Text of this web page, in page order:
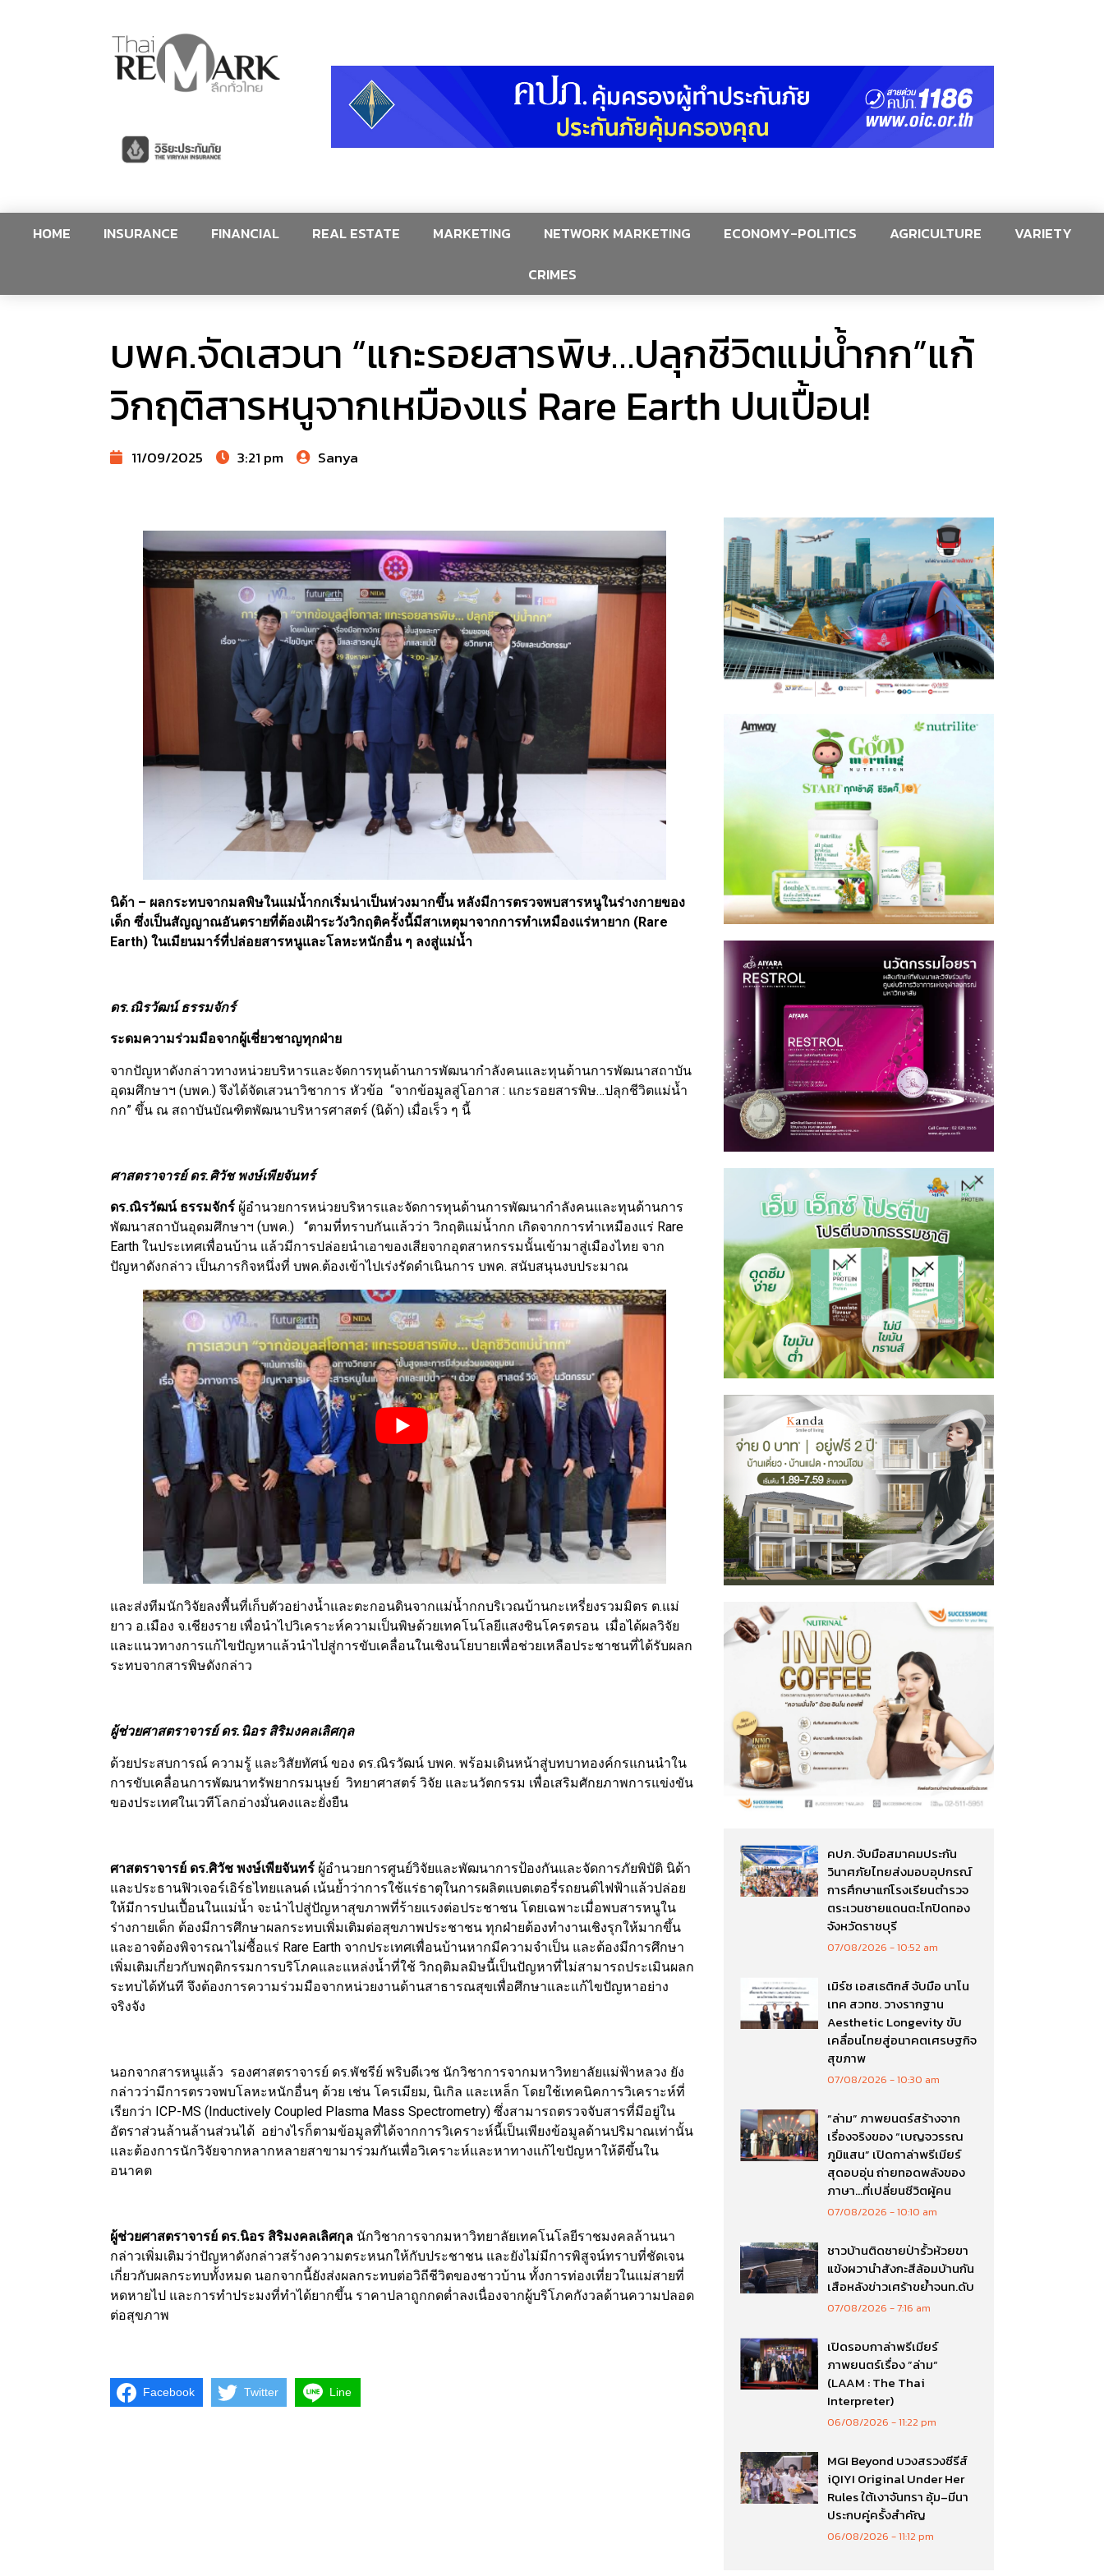
HOME INSURANCE FINANCIAL REAL ESTATE MARKETING NETWORK MARKETING ECONOMY-POLITICS AGRICULTURE
VARIETY
CRIMES
บพค.จัดเสวนา “แกะรอยสารพิษ…ปลุกชีวิตแม่น้ำกก”แก้
วิกฤติสารหนูจากเหมืองแร่ Rare Earth ปนเปื้อน!
11/09/2025 3:21 pm Sanya
นิด้า – ผลกระทบจากมลพิษในแม่น้ำกกเริ่มน่าเป็นห่วงมากขึ้น หลังมีการตรวจพบสารหนูในร่างกายของ
เด็ก ซึ่งเป็นสัญญาณอันตรายที่ต้องเฝ้าระวังวิกฤติครั้งนี้มีสาเหตุมาจากการทำเหมืองแร่หายาก (Rare
Earth) ในเมียนมาร์ที่ปล่อยสารหนูและโลหะหนักอื่น ๆ ลงสู่แม่น้ำ
ดร.ณิรวัฒน์ ธรรมจักร์
ระดมความร่วมมือจากผู้เชี่ยวชาญทุกฝ่าย
จากปัญหาดังกล่าวทางหน่วยบริหารและจัดการทุนด้านการพัฒนากำลังคนและทุนด้านการพัฒนาสถาบัน
อุดมศึกษาฯ (บพค.) จึงได้จัดเสวนาวิชาการ หัวข้อ “จากข้อมูลสู่โอกาส : แกะรอยสารพิษ…ปลุกชีวิตแม่น้ำ
กก” ขึ้น ณ สถาบันบัณฑิตพัฒนาบริหารศาสตร์ (นิด้า) เมื่อเร็ว ๆ นี้
ศาสตราจารย์ ดร.ศิวัช พงษ์เพียจันทร์
ดร.ณิรวัฒน์ ธรรมจักร์ ผู้อำนวยการหน่วยบริหารและจัดการทุนด้านการพัฒนากำลังคนและทุนด้านการ
พัฒนาสถาบันอุดมศึกษาฯ (บพค.) “ตามที่ทราบกันแล้วว่า วิกฤติแม่น้ำกก เกิดจากการทำเหมืองแร่ Rare
Earth ในประเทศเพื่อนบ้าน แล้วมีการปล่อยนำเอาของเสียจากอุตสาหกรรมนั้นเข้ามาสู่เมืองไทย จาก
ปัญหาดังกล่าว เป็นภารกิจหนึ่งที่ บพค.ต้องเข้าไปเร่งรัดดำเนินการ บพค. สนับสนุนงบประมาณ
และส่งทีมนักวิจัยลงพื้นที่เก็บตัวอย่างน้ำและตะกอนดินจากแม่น้ำกกบริเวณบ้านกะเหรี่ยงรวมมิตร ต.แม่
ยาว อ.เมือง จ.เชียงราย เพื่อนำไปวิเคราะห์ความเป็นพิษด้วยเทคโนโลยีแสงซินโครตรอน เมื่อได้ผลวิจัย
และแนวทางการแก้ไขปัญหาแล้วนำไปสู่การขับเคลื่อนในเชิงนโยบายเพื่อช่วยเหลือประชาชนที่ได้รับผลก
ระทบจากสารพิษดังกล่าว
ผู้ช่วยศาสตราจารย์ ดร.นิอร สิริมงคลเลิศกุล
ด้วยประสบการณ์ ความรู้ และวิสัยทัศน์ ของ ดร.ณิรวัฒน์ บพค. พร้อมเดินหน้าสู่บทบาทองค์กรแกนนำใน
การขับเคลื่อนการพัฒนาทรัพยากรมนุษย์ วิทยาศาสตร์ วิจัย และนวัตกรรม เพื่อเสริมศักยภาพการแข่งขัน
ของประเทศในเวทีโลกอ่างมั่นคงและยั่งยืน
ศาสตราจารย์ ดร.ศิวัช พงษ์เพียจันทร์ ผู้อำนวยการศูนย์วิจัยและพัฒนาการป้องกันและจัดการภัยพิบัติ นิด้า
และประธานฟิวเจอร์เอิร์ธไทยแลนด์ เน้นย้ำว่าการใช้แร่ธาตุในการผลิตแบตเตอรี่รถยนต์ไฟฟ้าแล้วปล่อย
ให้มีการปนเปื้อนในแม่น้ำ จะนำไปสู่ปัญหาสุขภาพที่ร้ายแรงต่อประชาชน โดยเฉพาะเมื่อพบสารหนูใน
ร่างกายเด็ก ต้องมีการศึกษาผลกระทบเพิ่มเติมต่อสุขภาพประชาชน ทุกฝ่ายต้องทำงานเชิงรุกให้มากขึ้น
และอาจต้องพิจารณาไม่ซื้อแร่ Rare Earth จากประเทศเพื่อนบ้านหากมีความจำเป็น และต้องมีการศึกษา
เพิ่มเติมเกี่ยวกับพฤติกรรมการบริโภคและแหล่งน้ำที่ใช้ วิกฤติมลมิษนี้เป็นปัญหาที่ไม่สามารถประเมินผลก
ระทบได้ทันที จึงต้องการความร่วมมือจากหน่วยงานด้านสาธารณสุขเพื่อศึกษาและแก้ไขปัญหาอย่าง
จริงจัง
นอกจากสารหนูแล้ว รองศาสตราจารย์ ดร.พัชรีย์ พริบดีเวช นักวิชาการจากมหาวิทยาลัยแม่ฟ้าหลวง ยัง
กล่าวว่ามีการตรวจพบโลหะหนักอื่นๆ ด้วย เช่น โครเมียม, นิเกิล และเหล็ก โดยใช้เทคนิคการวิเคราะห์ที่
เรียกว่า ICP-MS (Inductively Coupled Plasma Mass Spectrometry) ซึ่งสามารถตรวจจับสารที่มีอยู่ใน
อัตราส่วนล้านล้านส่วนได้ อย่างไรก็ตามข้อมูลที่ได้จากการวิเคราะห์นี้เป็นเพียงข้อมูลด้านปริมาณเท่านั้น
และต้องการนักวิจัยจากหลากหลายสาขามาร่วมกันเพื่อวิเคราะห์และหาทางแก้ไขปัญหาให้ดีขึ้นใน
อนาคต
ผู้ช่วยศาสตราจารย์ ดร.นิอร สิริมงคลเลิศกุล นักวิชาการจากมหาวิทยาลัยเทคโนโลยีราชมงคลล้านนา
กล่าวเพิ่มเติมว่าปัญหาดังกล่าวสร้างความตระหนกให้กับประชาชน และยังไม่มีการพิสูจน์ทราบที่ชัดเจน
เกี่ยวกับผลกระทบทั้งหมด นอกจากนี้ยังส่งผลกระทบต่อวิถีชีวิตของชาวบ้าน ทั้งการท่องเที่ยวในแม่สายที่
หดหายไป และการทำประมงที่ทำได้ยากขึ้น ราคาปลาถูกกดต่ำลงเนื่องจากผู้บริโภคกังวลด้านความปลอด
ต่อสุขภาพ
Facebook Twitter Line
คปภ. จับมือสมาคมประกัน
วินาศภัยไทยส่งมอบอุปกรณ์
การศึกษาแก่โรงเรียนตำรวจ
ตระเวนชายแดนตะโกปิดทอง
จังหวัดราชบุรี
07/08/2026 10:52 am
เมิร์ซ เอสเธติกส์ จับมือ นาโน
เทค สวทช. วางรากฐาน
Aesthetic Longevity ขับ
เคลื่อนไทยสู่อนาคตเศรษฐกิจ
สุขภาพ
07/08/2026 10:30 am
“ล่าม” ภาพยนตร์สร้างจาก
เรื่องจริงของ “เบญจวรรณ
ภูมิแสน” เปิดกาล่าพรีเมียร์
สุดอบอุ่น ถ่ายทอดพลังของ
ภาษา…ที่เปลี่ยนชีวิตผู้คน
07/08/2026 10:10 am
ชาวบ้านติดชายป่ารั้วห้วยขา
แข้งผวานำสังกะสีล้อมบ้านกัน
เสือหลังข่าวเศร้าขย้ำจนท.ดับ
07/08/2026 7:16 am
เปิดรอบกาล่าพรีเมียร์
ภาพยนตร์เรื่อง ”ล่าม“
(LAAM : The Thai
Interpreter)
06/08/2026 11:22 pm
MGI Beyond บวงสรวงซีรีส์
iQIYI Original Under Her
Rules ใต้เงาจันทรา อุ้ม–มีนา
ประกบคู่ครั้งสำคัญ
06/08/2026 11:12 pm